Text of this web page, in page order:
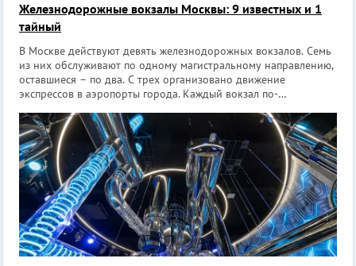
Железнодорожные вокзалы Москвы: 9 известных и 1
тайный
В Москве действуют девять железнодорожных вокзалов. Семь
из них обслуживают по одному магистральному направлению,
оставшиеся – по два. С трех организовано движение
экспрессов в аэропорты города. Каждый вокзал по-
железнодорожных составов или здания, г